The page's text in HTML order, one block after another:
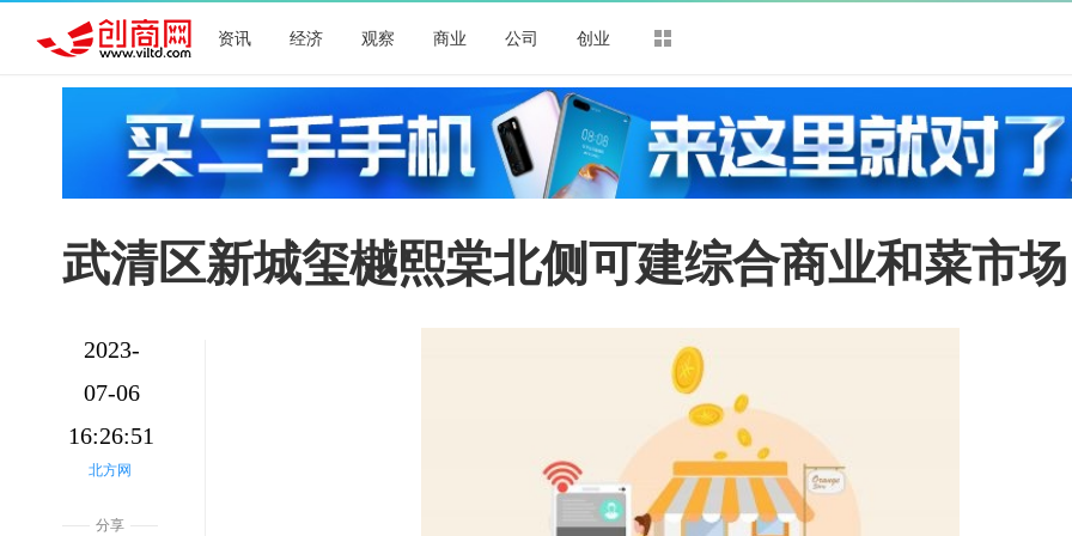
资讯 经济 观察 商业 公司 创业
武清区新城玺樾熙棠北侧可建综合商业和菜市场
2023-
07-06
16:26:51
北方网
分享